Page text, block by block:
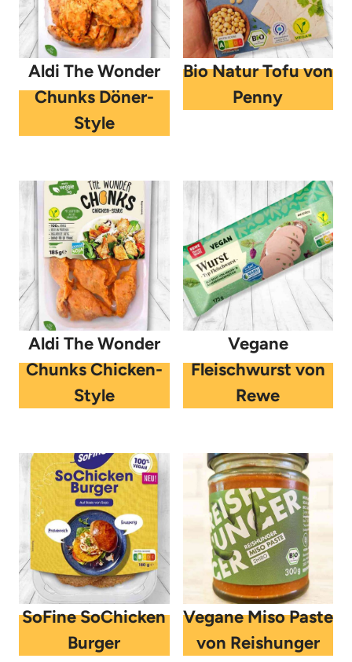
Aldi The Wonder
Chunks Döner-
Style
Bio Natur Tofu von
Penny
Aldi The Wonder
Chunks Chicken-
Style
Vegane
Fleischwurst von
Rewe
SoFine SoChicken
Burger
Vegane Miso Paste
von Reishunger